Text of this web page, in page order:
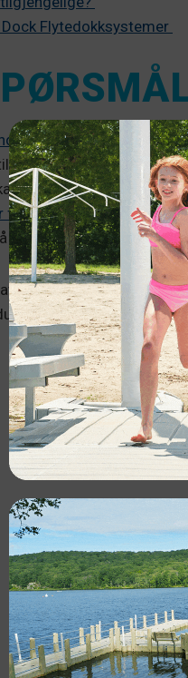
Flytedokksystemer
innen modulbaserte
din private eller
skreddersy din egen
for private og
skape den perfekte
de vanligste
trenger. Hvis du har